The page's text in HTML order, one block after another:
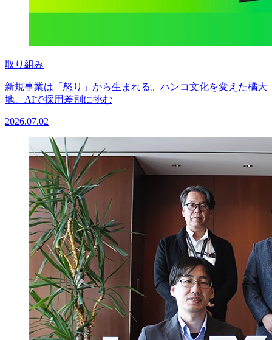
取り組み
新規事業は「怒り」から生まれる。ハンコ文化を変えた橘大
地、AIで採用差別に挑む
2026.07.02